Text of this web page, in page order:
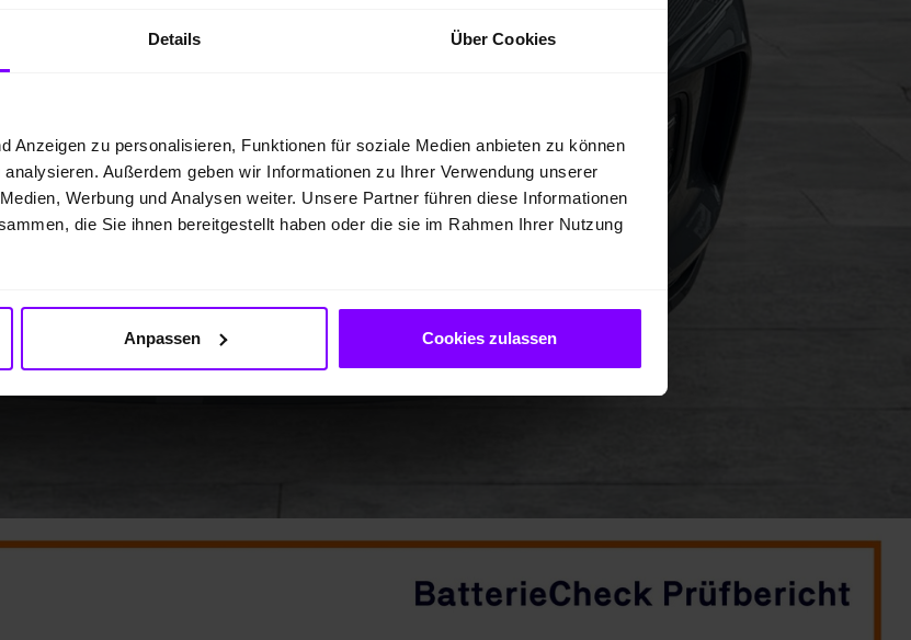
Details Über Cookies
Anzeigen zu personalisieren, Funktionen für soziale Medien anbieten zu können
Außerdem geben wir Informationen zu Ihrer Verwendung unserer
Werbung und Analysen weiter. Unsere Partner führen diese Informationen
die Sie ihnen bereitgestellt haben oder die sie im Rahmen Ihrer Nutzung
Anpassen Cookies zulassen